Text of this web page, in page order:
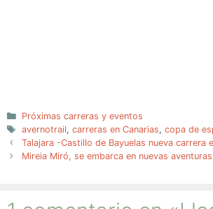
Categorías
Próximas carreras y eventos
Etiquetas
avernotrail, carreras en Canarias, copa de
Talajara -Castillo de Bayuelas nueva carrera
Mireia Miró, se embarca en nuevas aventuras